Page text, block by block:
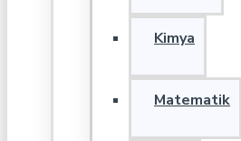
Kimya
Matematik